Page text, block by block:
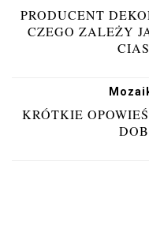
PRODUCENT
CZEGO ZALEŻY
KRÓTKIE